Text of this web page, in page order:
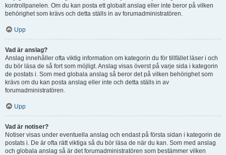
kontrollpanelen. Om du kan posta ett globalt anslag eller inte beror på vilken
behörighet som krävs och detta ställs in av forumadministratören.
Upp
Vad är anslag?
Anslag innehåller ofta viktig information om kategorin du för tillfället läser i och
du bör läsa de så fort som möjligt. Anslag visas överst på varje sida i kategorin
de postats i. Som med globala anslag så beror det på vilken behörighet som
krävs om du kan posta anslag eller inte och detta ställs in av
forumadministratören.
Upp
Vad är notiser?
Notiser visas under eventuella anslag och endast på första sidan i kategorin de
postats i. De är ofta rätt viktiga så du bör läsa de när du kan. Som med anslag
och globala anslag så är det forumadministratören som bestämmer vilken